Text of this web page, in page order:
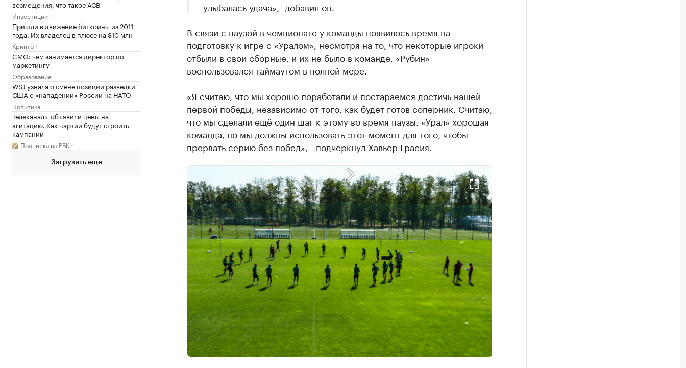
возмещения, что такое АСВ
Инвестиции
Пришли в движение биткоины из 2011
года. Их владелец в плюсе на $10 млн
Крипто
CMO: чем занимается директор по
маркетингу
Образование
WSJ узнала о смене позиции разведки
США о «нападении» России на НАТО
Политика
Телеканалы объявили цены на
агитацию. Как партии будут строить
кампании
Подписка на РБК
Загрузить еще
улыбалась удача»,- добавил он.
В связи с паузой в чемпионате у команды появилось время на
подготовку к игре с «Уралом», несмотря на то, что некоторые игроки
отбыли в свои сборные, и их не было в команде, «Рубин»
воспользовался таймаутом в полной мере.
«Я считаю, что мы хорошо поработали и постараемся достичь нашей
первой победы, независимо от того, как будет готов соперник. Считаю,
что мы сделали ещё один шаг к этому во время паузы. «Урал» хорошая
команда, но мы должны использовать этот момент для того, чтобы
прервать серию без побед», - подчеркнул Хавьер Грасия.